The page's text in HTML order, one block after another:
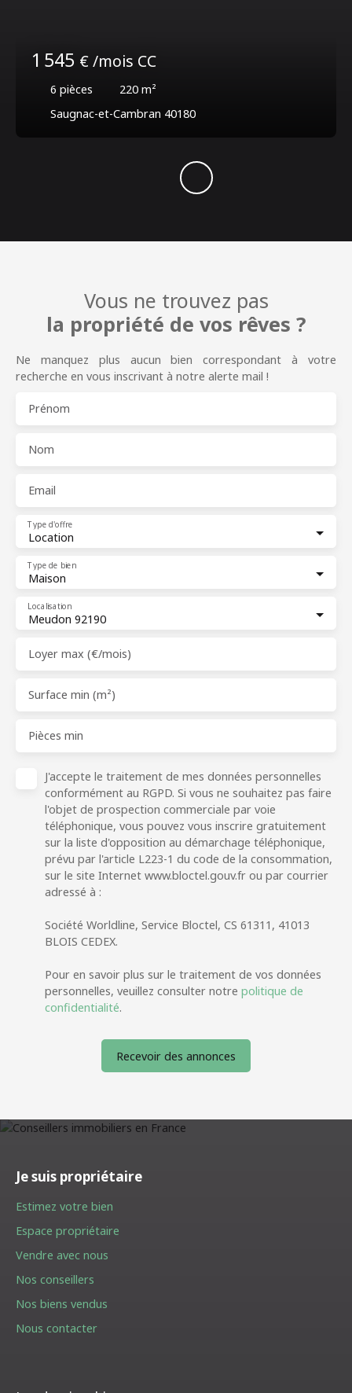
1 545 € /mois CC
6 pièces 220 m²
Saugnac-et-Cambran 40180
Vous ne trouvez pas
la propriété de vos rêves ?
Ne manquez plus aucun bien correspondant à votre
recherche en vous inscrivant à notre alerte mail !
Prénom
Nom
Email
Location
Type d'offre
Maison
Type de bien
Meudon 92190
Localisation
Loyer max (€/mois)
Surface min (m²)
Pièces min
J'accepte le traitement de mes données personnelles
conformément au RGPD. Si vous ne souhaitez pas faire
l'objet de prospection commerciale par voie
téléphonique, vous pouvez vous inscrire gratuitement
sur la liste d'opposition au démarchage téléphonique,
prévu par l'article L223-1 du code de la consommation,
sur le site Internet www.bloctel.gouv.fr ou par courrier
adressé à :
Société Worldline, Service Bloctel, CS 61311, 41013
BLOIS CEDEX.
Pour en savoir plus sur le traitement de vos données
personnelles, veuillez consulter notre politique de
confidentialité.
Recevoir des annonces
Je suis propriétaire
Estimez votre bien
Espace propriétaire
Vendre avec nous
Nos conseillers
Nos biens vendus
Nous contacter